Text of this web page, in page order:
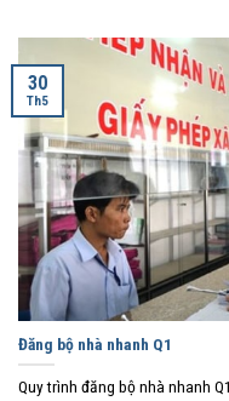
Đăng bộ nhà nhanh Q1
Quy trình đăng bộ nhà nhanh
30
Th5